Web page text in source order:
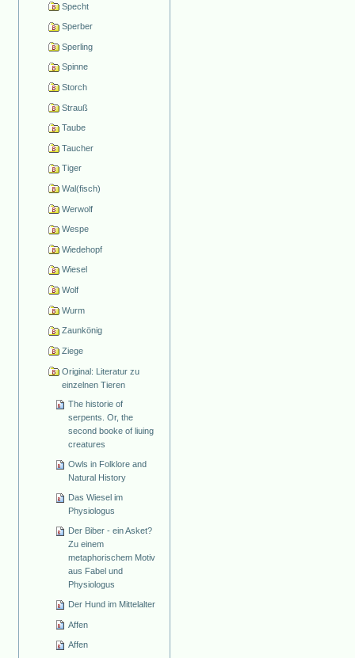
Specht
Sperber
Sperling
Spinne
Storch
Strauß
Taube
Taucher
Tiger
Wal(fisch)
Werwolf
Wespe
Wiedehopf
Wiesel
Wolf
Wurm
Zaunkönig
Ziege
Original: Literatur zu
einzelnen Tieren
The historie of
serpents. Or, the
second booke of liuing
creatures
Owls in Folklore and
Natural History
Das Wiesel im
Physiologus
Der Biber - ein Asket?
Zu einem
metaphorischem Motiv
aus Fabel und
Physiologus
Der Hund im Mittelalter
Affen
Affen